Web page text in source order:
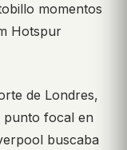
momentos
Hotspur
de Londres,
punto focal en
buscaba